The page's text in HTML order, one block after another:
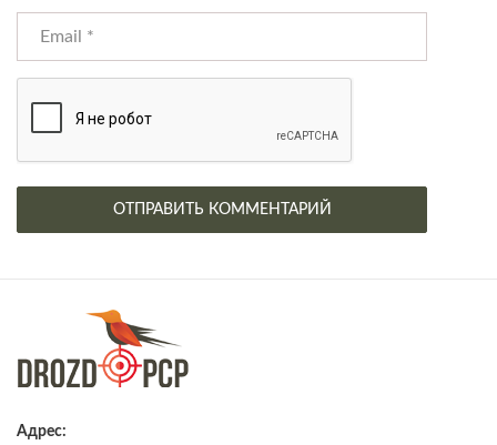
Адрес: